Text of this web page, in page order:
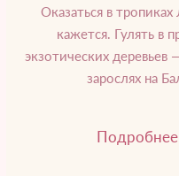
Оказаться в тропиках
кажется. Гулять в
экзотических деревьев
зарослях на
Подробнее